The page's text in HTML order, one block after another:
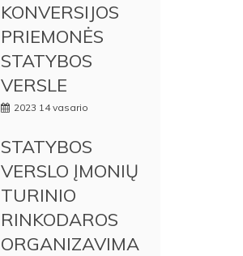
KONVERSIJOS
PRIEMONĖS
STATYBOS
VERSLE
2023 14 vasario
STATYBOS
VERSLO ĮMONIŲ
TURINIO
RINKODAROS
ORGANIZAVIMA